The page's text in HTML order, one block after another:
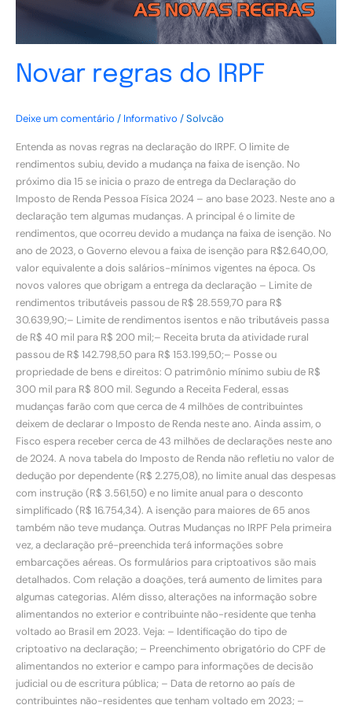
Novar regras do IRPF
Deixe um comentário / Informativo /Solvcão
Entenda as novas regras na declaração do IRPF. O limite de
rendimentos subiu, devido a mudança na faixa de isenção. No
próximo dia 15 se inicia o prazo de entrega da Declaração do
Imposto de Renda Pessoa Física 2024 – ano base 2023. Neste ano a
declaração tem algumas mudanças. A principal é o limite de
rendimentos, que ocorreu devido a mudança na faixa de isenção. No
ano de 2023, o Governo elevou a faixa de isenção para R$2.640,00,
valor equivalente a dois salários-mínimos vigentes na época. Os
novos valores que obrigam a entrega da declaração – Limite de
rendimentos tributáveis passou de R$ 28.559,70 para R$
30.639,90;– Limite de rendimentos isentos e não tributáveis passa
de R$ 40 mil para R$ 200 mil;– Receita bruta da atividade rural
passou de R$ 142.798,50 para R$ 153.199,50;– Posse ou
propriedade de bens e direitos: O patrimônio mínimo subiu de R$
300 mil para R$ 800 mil. Segundo a Receita Federal, essas
mudanças farão com que cerca de 4 milhões de contribuintes
deixem de declarar o Imposto de Renda neste ano. Ainda assim, o
Fisco espera receber cerca de 43 milhões de declarações neste ano
de 2024. A nova tabela do Imposto de Renda não refletiu no valor de
dedução por dependente (R$ 2.275,08), no limite anual das despesas
com instrução (R$ 3.561,50) e no limite anual para o desconto
simplificado (R$ 16.754,34). A isenção para maiores de 65 anos
também não teve mudança. Outras Mudanças no IRPF Pela primeira
vez, a declaração pré-preenchida terá informações sobre
embarcações aéreas. Os formulários para criptoativos são mais
detalhados. Com relação a doações, terá aumento de limites para
algumas categorias. Além disso, alterações na informação sobre
alimentandos no exterior e contribuinte não-residente que tenha
voltado ao Brasil em 2023. Veja: – Identificação do tipo de
criptoativo na declaração; – Preenchimento obrigatório do CPF de
alimentandos no exterior e campo para informações de decisão
judicial ou de escritura pública; – Data de retorno ao país de
contribuintes não-residentes que tenham voltado em 2023; –